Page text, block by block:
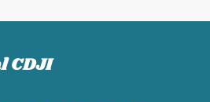
CDJI